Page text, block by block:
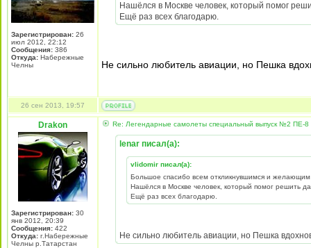
Зарегистрирован: 26
июл 2012, 22:12
Сообщения: 386
Откуда: Набережные
Челны
Нашёлся в Москве человек, который помог
Ещё раз всех благодарю.
Не сильно любитель авиации, но Пешка
26 сен 2013, 19:57
Drakon
Зарегистрирован: 30
янв 2012, 20:39
Сообщения: 422
Откуда: г.Набережные
Челны р.Татарстан
Re: Легендарные самолеты специальный выпуск №2 ПЕ-
lenar писал(а):
vlidomir писал(а):
Большое спасибо всем откликнувшимся и
Нашёлся в Москве человек, который помог решить
Ещё раз всех благодарю.
Не сильно любитель авиации, но Пешка